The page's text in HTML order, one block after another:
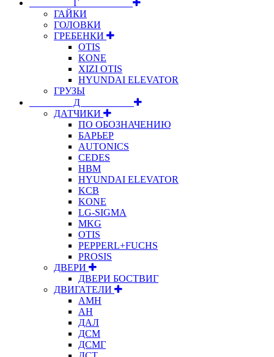
⠀⠀⠀⠀⠀⠀Г⠀⠀⠀⠀⠀⠀⠀
ГАЙКИ
ГОЛОВКИ
ГРЕБЕНКИ
OTIS
KONE
XIZI OTIS
HYUNDAI ELEVATOR
ГРУЗЫ
⠀⠀⠀⠀⠀⠀Д⠀⠀⠀⠀⠀⠀⠀
ДАТЧИКИ
ПО ОБОЗНАЧЕНИЮ
БАРЬЕР
AUTONICS
CEDES
HBM
HYUNDAI ELEVATOR
KCB
KONE
LG-SIGMA
MKG
OTIS
PEPPERL+FUCHS
PROSIS
ДВЕРИ
ДВЕРИ БОСТВИГ
ДВИГАТЕЛИ
АМН
АН
ДАЛ
ДСМ
ДСМГ